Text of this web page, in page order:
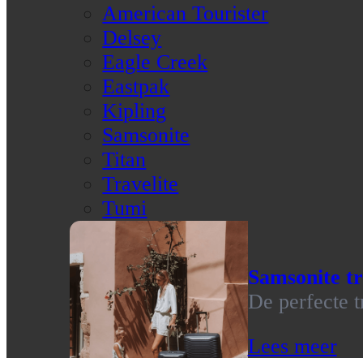
American Tourister
Delsey
Eagle Creek
Eastpak
Kipling
Samsonite
Titan
Travelite
Tumi
Samsonite
De perfecte
Lees meer